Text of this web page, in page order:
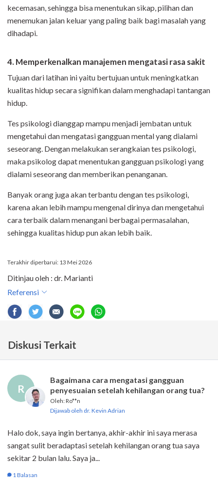
kecemasan, sehingga bisa menentukan sikap, pilihan dan
menemukan jalan keluar yang paling baik bagi masalah yang
dihadapi.
4. Memperkenalkan manajemen mengatasi rasa sakit
Tujuan dari latihan ini yaitu bertujuan untuk meningkatkan
kualitas hidup secara signifikan dalam menghadapi tantangan
hidup.
Tes psikologi dianggap mampu menjadi jembatan untuk
mengetahui dan mengatasi gangguan mental yang dialami
seseorang. Dengan melakukan serangkaian tes psikologi,
maka psikolog dapat menentukan gangguan psikologi yang
dialami seseorang dan memberikan penanganan.
Banyak orang juga akan terbantu dengan tes psikologi,
karena akan lebih mampu mengenal dirinya dan mengetahui
cara terbaik dalam menangani berbagai permasalahan,
sehingga kualitas hidup pun akan lebih baik.
Terakhir diperbarui: 13 Mei 2026